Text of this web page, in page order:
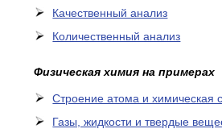
Качественный анализ
Количественный анализ
Физическая химия на примерах
Cтроение атома и химическая
Газы, жидкости и твердые